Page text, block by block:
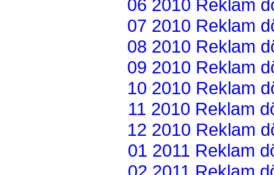
06 2010 Reklam
07 2010 Reklam
08 2010 Reklam
09 2010 Reklam
10 2010 Reklam
11 2010 Reklam
12 2010 Reklam
01 2011 Reklam